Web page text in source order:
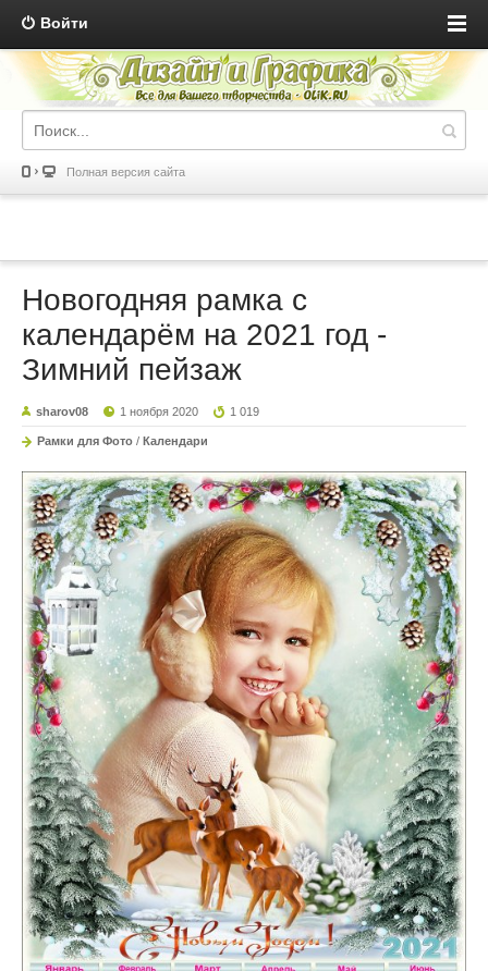
Войти
Полная версия сайта
Новогодняя рамка с
календарём на 2021 год -
Зимний пейзаж
sharov08 1 ноября 2020 1 019
Рамки для Фото / Календари